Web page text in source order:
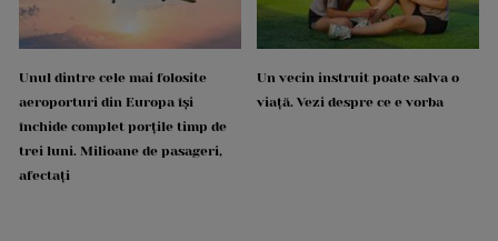
Unul dintre cele mai folosite
aeroporturi din Europa își
închide complet porțile timp de
trei luni. Milioane de pasageri,
afectați
Un vecin instruit poate salva o
viață. Vezi despre ce e vorba